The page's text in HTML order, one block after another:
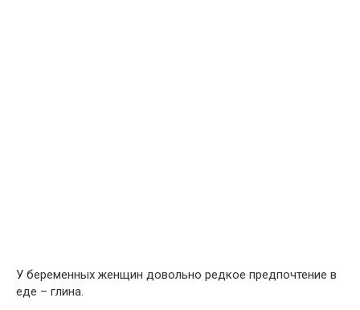
У беременных женщин довольно редкое предпочтение в
еде – глина.